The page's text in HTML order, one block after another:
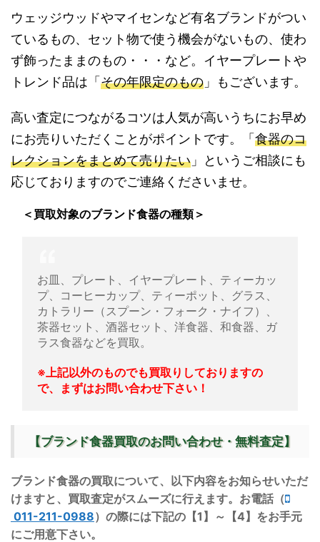
ウェッジウッドやマイセンなど有名ブランドがつい
ているもの、セット物で使う機会がないもの、使わ
ず飾ったままのもの・・・など。イヤープレートや
トレンド品は「その年限定のもの 」もございます。
高い査定につながるコツは人気が高いうちにお早め
にお売りいただくことがポイントです。「食器のコ
レクションをまとめて売りたい 」というご相談にも
応じておりますのでご連絡くださいませ。
＜買取対象のブランド食器の種類＞
お皿、プレート、イヤープレート、ティーカッ
プ、コーヒーカップ、ティーポット、グラス、
カトラリー（スプーン・フォーク・ナイフ）、
茶器セット、酒器セット、洋食器、和食器、ガ
ラス食器などを買取。
※上記以外のものでも買取りしておりますの
で、まずはお問い合わせ下さい！
【ブランド食器買取のお問い合わせ・無料査定】
ブランド食器の買取について、以下内容をお知らせいただ
けますと、買取査定がスムーズに行えます。お電話（
011-211-0988）の際には下記の【1】～【4】をお手元
にご用意下さい。